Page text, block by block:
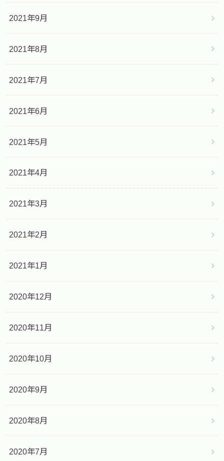
2021年9月
2021年8月
2021年7月
2021年6月
2021年5月
2021年4月
2021年3月
2021年2月
2021年1月
2020年12月
2020年11月
2020年10月
2020年9月
2020年8月
2020年7月